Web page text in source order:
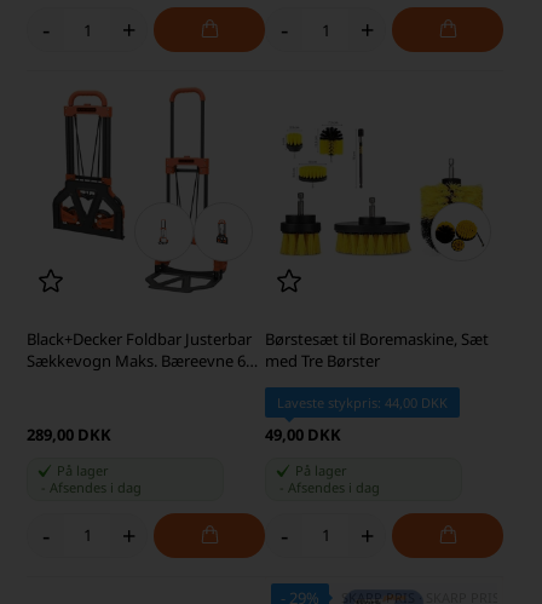
- + - +
Black+Decker Foldbar Justerbar
Sækkevogn Maks. Bæreevne 65
289,00 DKK
På lager
Afsendes i dag
- +
Børstesæt til Boremaskine, Sæt
med Tre Børster
Laveste stykpris: 44,00 DKK
49,00 DKK
På lager
Afsendes i dag
- +
- 29% SKARP PRIS · SKARP PRIS